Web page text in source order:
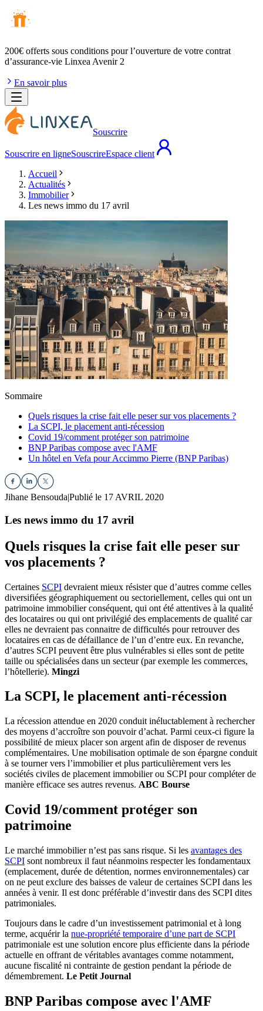
200€ offerts sous conditions pour l’ouverture de votre contrat
d’assurance-vie Linxea Avenir 2
En savoir plus
Souscrire
Souscrire en ligneSouscrireEspace client
Accueil
Actualités
Immobilier
Les news immo du 17 avril
Sommaire
Quels risques la crise fait elle peser sur vos placements ?
La SCPI, le placement anti-récession
Covid 19/comment protéger son patrimoine
BNP Paribas compose avec l'AMF
Un hôtel en Vefa pour Accimmo Pierre (BNP Paribas)
Jihane Bensouda|Publié le 17 AVRIL 2020
Les news immo du 17 avril
Quels risques la crise fait elle peser sur
vos placements ?
Certaines SCPI devraient mieux résister que d’autres comme celles
diversifiées géographiquement ou sectoriellement, celles qui ont un
patrimoine immobilier conséquent, qui ont été attentives à la qualité
des locataires ou qui ont privilégié des emplacements de qualité car
elles ne devraient pas connaitre de difficultés pour retrouver des
locataires en cas de défaillance de l’un d’entre eux. En revanche,
d’autres SCPI peuvent être plus vulnérables si elles sont de petite
taille ou spécialisées dans un secteur (par exemple les commerces,
l’hôtellerie). Mingzi
La SCPI, le placement anti-récession
La récession attendue en 2020 conduit inéluctablement à rechercher
des moyens d’accroître son pouvoir d’achat. Parmi ceux-ci figure la
possibilité de mieux placer son argent afin de disposer de revenus
complémentaires. Une mobilisation optimale de son épargne conduit
à se tourner vers l’immobilier et plus particulièrement vers les
sociétés civiles de placement immobilier ou SCPI pour compléter de
manière efficace ses autres revenus. ABC Bourse
Covid 19/comment protéger son
patrimoine
Le marché immobilier n’est pas sans risque. Si les avantages des
SCPI sont nombreux il faut néanmoins respecter les fondamentaux
(emplacement, durée de détention, normes environnementales) car
on ne peut exclure des baisses de valeur de certaines SCPI dans les
années à venir. Il est donc préférable d’investir dans des SCPI dites
patrimoniales.
Toujours dans le cadre d’un investissement patrimonial et à long
terme, acquérir la nue-propriété temporaire d’une part de SCPI
patrimoniale est une solution encore plus efficiente dans la période
actuelle en offrant de véritables avantages comme notamment,
aucune fiscalité ni contrainte de gestion pendant la période de
démembrement. Le Petit Journal
BNP Paribas compose avec l'AMF